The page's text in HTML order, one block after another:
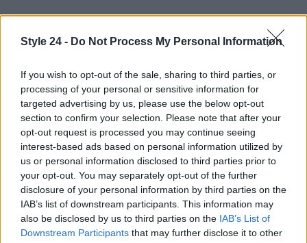
Style 24 - Do Not Process My Personal Information
If you wish to opt-out of the sale, sharing to third parties, or
processing of your personal or sensitive information for
targeted advertising by us, please use the below opt-out
section to confirm your selection. Please note that after your
opt-out request is processed you may continue seeing
interest-based ads based on personal information utilized by
us or personal information disclosed to third parties prior to
your opt-out. You may separately opt-out of the further
disclosure of your personal information by third parties on the
IAB’s list of downstream participants. This information may
also be disclosed by us to third parties on the IAB’s List of
Downstream Participants that may further disclose it to other